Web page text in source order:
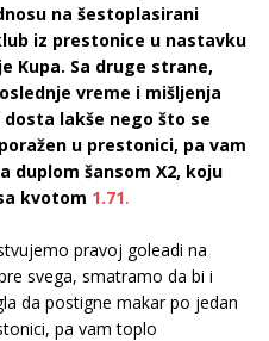
na šestoplasirani
iz prestonice u nastavku
Kupa. Sa druge strane,
vreme i mišljenja
dosta lakše nego što se
u prestonici, pa vam
duplom šansom X2, koju
kvotom 1.71.
pravoj goleadi na
svega, smatramo da bi i
da postigne makar po jedan
pa vam toplo